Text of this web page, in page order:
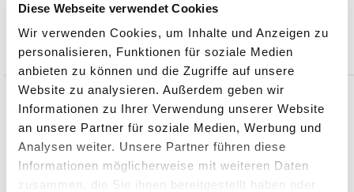
Diese Webseite verwendet Cookies
Wir verwenden Cookies, um Inhalte und Anzeigen zu
personalisieren, Funktionen für soziale Medien
anbieten zu können und die Zugriffe auf unsere
Website zu analysieren. Außerdem geben wir
Informationen zu Ihrer Verwendung unserer Website
an unsere Partner für soziale Medien, Werbung und
Analysen weiter. Unsere Partner führen diese
Informationen möglicherweise mit weiteren Daten
zusammen, die Sie ihnen bereitgestellt haben oder
Aktuelle Beiträge
Automobilzulieferung mit Präzision,
Flexibilität und Erfahrung